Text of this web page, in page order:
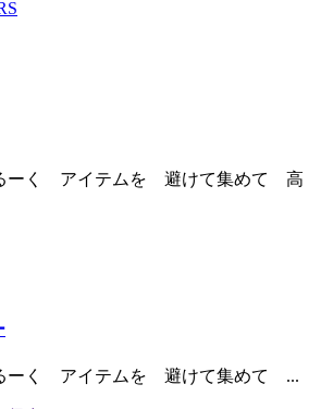
ーく アイテムを 避けて集めて 高
ーく アイテムを 避けて集めて ...